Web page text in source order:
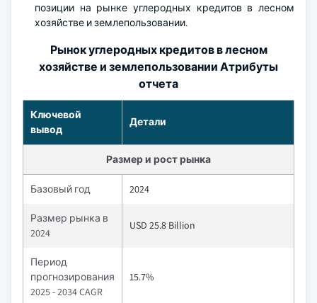
позиции на рынке углеродных кредитов в лесном
хозяйстве и землепользовании.
Рынок углеродных кредитов в лесном
хозяйстве и землепользовании Атрибуты
отчета
Ключевой
вывод
Детали
Размер и рост рынка
Базовый год 2024
Размер рынка в
2024
USD 25.8 Billion
Период
прогнозирования
2025 - 2034 CAGR
15.7%